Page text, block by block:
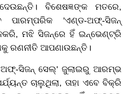
ବିଶେଷଜ୍ଞଙ୍କ ମତରେ,
ପାରମ୍ପରିକ 'ଏଣ୍ଡ-ଅଫ୍-ସିଜନ୍
ମଝି ସିଜନ୍ରେ ହିଁ ଇନ୍ଭେଣ୍ଟ୍ରି
ରଣନୀତି ଆପଣାଉଛନ୍ତି।
ଅଫ୍-ସିଜନ୍ ସେଲ୍' ଜୁଲାଇରୁ ଆରମ୍ଭ
ଚାଲୁଥିଲା, ତାହା ଏବେ ବିକ୍ରି